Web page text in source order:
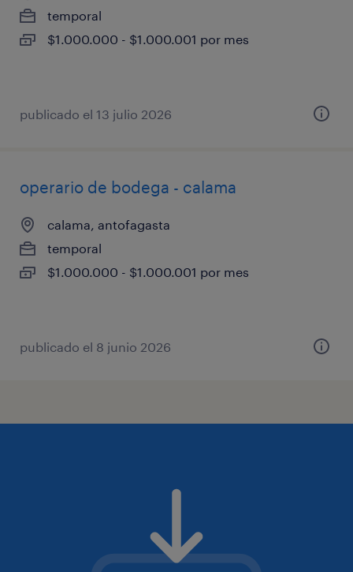
temporal
$1.000.000 - $1.000.001 por mes
publicado el 13 julio 2026
operario de bodega - calama
calama, antofagasta
temporal
$1.000.000 - $1.000.001 por mes
publicado el 8 junio 2026